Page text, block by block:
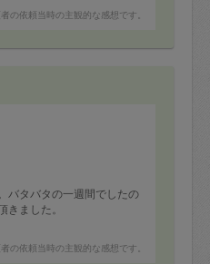
の依頼当時の主観的な感想です。
バタバタの一週間でしたの
ました。
の依頼当時の主観的な感想です。